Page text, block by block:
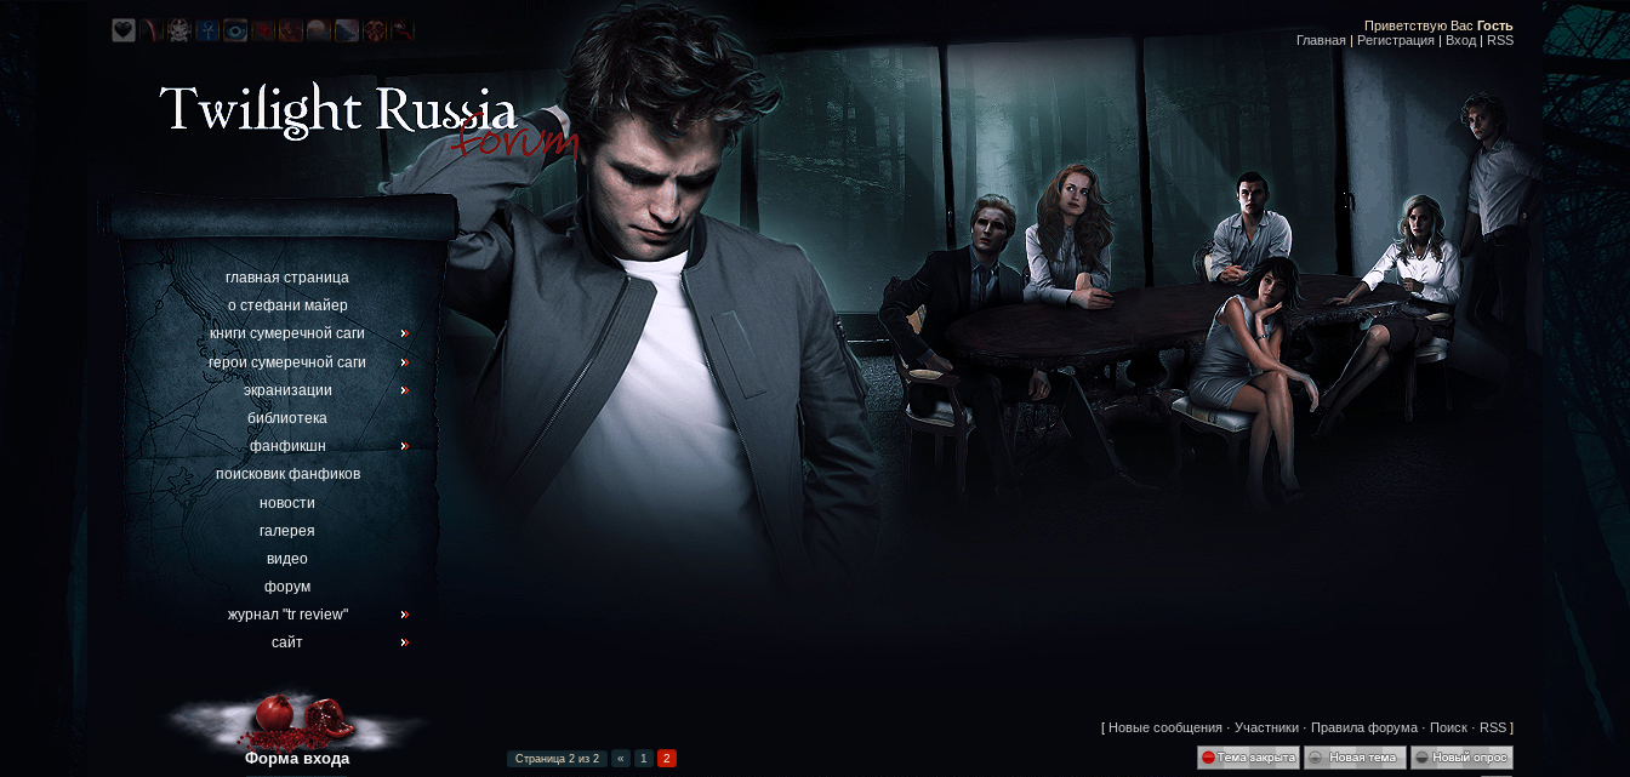
Приветствую Вас Гость
Главная | Регистрация | Вход | RSS
главная страница
о стефани майер
книги сумеречной саги
герои сумеречной саги
экранизации
библиотека
фанфикшн
поисковик фанфиков
новости
галерея
видео
форум
журнал "tr review"
сайт
Форма входа
[ Новые сообщения · Участники · Правила форума · Поиск · RSS ]
Страница 2 из 2 « 1 2